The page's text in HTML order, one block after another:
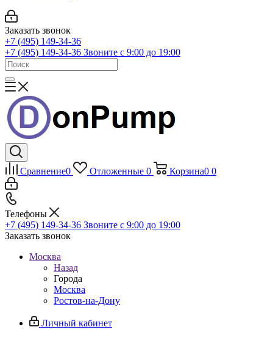
Заказать звонок
+7 (495) 149-34-36
+7 (495) 149-34-36 Звоните с 9:00 до 19:00
Сравнение0 Отложенные 0 Корзина0 0
Телефоны
+7 (495) 149-34-36 Звоните с 9:00 до 19:00
Заказать звонок
Москва
Назад
Города
Москва
Ростов-на-Дону
Личный кабинет